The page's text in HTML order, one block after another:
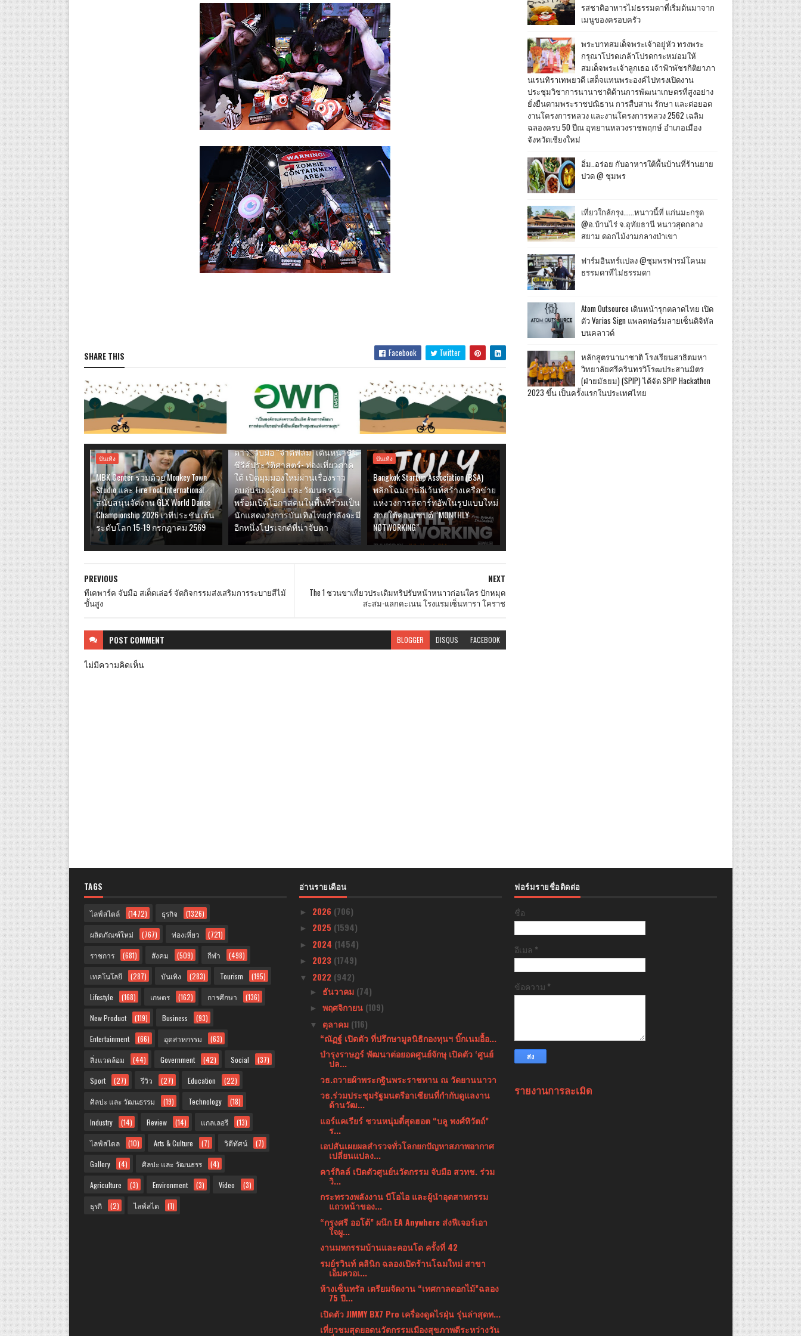
SHARE THIS Facebook Twitter
บันเทิง
MBK Center ร่วมด้วย Monkey Town
Studio และ Fire Foot International
สนับสนุนจัดงาน GLX World Dance
Championship 2026 เวทีประชันเต้น
ระดับโลก 15-19 กรกฎาคม 2569
ดาว” จับมือ “จำดีฟิล์ม” เดินหน้าปั้น
ซีรีส์ประวัติศาสตร์- ท่องเที่ยวภาค
ใต้ เปิดมุมมองใหม่ผ่านเรื่องราว
อบอุ่นของผู้คน และวัฒนธรรม
พร้อมเปิดโอกาสคนในพื้นที่ร่วมเป็น
นักแสดงวงการบันเทิงไทยกำลังจะมี
อีกหนึ่งโปรเจกต์ที่น่าจับตา
บันเทิง
Bangkok Startup Association (BSA)
พลิกโฉมงานอีเว้นท์สร้างเครือข่าย
แห่งวงการสตาร์ทอัพในรูปแบบใหม่
ภายใต้คอนเซปต์ “MONTHLY
NØTWORKING”
NEXT
The 1 ชวนขาเที่ยวประเดิมทริปรับหน้าหนาวก่อนใคร ปักหมุด
สะสม-แลกคะเนน โรงแรมเซ็นทารา โคราช
PREVIOUS
ทีเคพาร์ค จับมือ สเต็ดเล่อร์ จัดกิจกรรมส่งเสริมการระบายสีไม้
ขั้นสูง
POST COMMENT BLOGGER DISQUS FACEBOOK
ไม่มีความคิดเห็น
รสชาติอาหารไม่ธรรมดาที่เริ่มต้นมาจาก
เมนูของครอบครัว
พระบาทสมเด็จพระเจ้าอยู่หัว ทรงพระ
กรุณาโปรดเกล้าโปรดกระหม่อมให้
สมเด็จพระเจ้าลูกเธอ เจ้าฟ้าพัชรกิติยาภา
นเรนทิราเทพยวดี เสด็จแทนพระองค์ไปทรงเปิดงาน
ประชุมวิชาการนานาชาติด้านการพัฒนาเกษตรที่สูงอย่าง
ยั่งยืนตามพระราชปณิธาน การสืบสาน รักษา และต่อยอด
งานโครงการหลวง และงานโครงการหลวง 2562 เฉลิม
ฉลองครบ 50 ปีณ อุทยานหลวงราชพฤกษ์ อำเภอเมือง
จังหวัดเชียงใหม่
อิ่ม..อร่อย กับอาหารใต้พื้นบ้านที่ร้านยาย
ปวด @ ชุมพร
เที่ยวใกล้กรุง......หนาวนี้ที่ แก่นมะกรูด
@อ.บ้านไร่ จ.อุทัยธานี หนาวสุดกลาง
สยาม ดอกไม้งามกลางป่าเขา
ฟาร์มอินทร์แปลง @ชุมพรฟารม์โคนม
ธรรมดาที่ไม่ธรรมดา
Atom Outsource เดินหน้ารุกตลาดไทย เปิด
ตัว Varias Sign แพลตฟอร์มลายเซ็นดิจิทัล
บนคลาวด์
หลักสูตรนานาชาติ โรงเรียนสาธิตมหา
วิทยาลัยศรีครินทรวิโรฒประสานมิตร
(ฝ่ายมัธยม) (SPIP) ได้จัด SPIP Hackathon
2023 ขึ้น เป็นครั้งแรกในประเทศไทย
TAGS
ไลฟ์สไตล์ (1472) ธุรกิจ (1326)
ผลิตภัณฑ์ใหม่ (767) ท่องเที่ยว (721)
ราชการ (681) สังคม (509) กีฬา (498)
เทคโนโลยี (287) บันเทิง (283) Tourism (195)
Lifestyle (168) เกษตร (162) การศึกษา (136)
New Product (119) Business (93)
Entertainment (66) อุตสาหกรรม (63)
สิ่งแวดล้อม (44) Government (42) Social (37)
Sport (27) รีวิว (27) Education (22)
ศิลปะ และ วัฒนธรรม (19) Technology (18)
Industry (14) Review (14) แกลเลอรี (13)
ไลฟ์สไตล (10) Arts & Culture (7) วิดีทัศน์ (7)
Gallery (4) ศิลปะ และ วัฒนธรร (4)
Agriculture (3) Environment (3) Video (3)
ธุรกิ (2) ไลฟ์สไต (1)
อ่านรายเดือน
► 2026 (706)
► 2025 (1594)
► 2024 (1454)
► 2023 (1749)
▼ 2022 (942)
► ธันวาคม (74)
► พฤศจิกายน (109)
▼ ตุลาคม (116)
“ณัฏฐ์ เปิดตัว ที่ปรึกษามูลนิธิกองทุนฯ บิ๊กเนมอื้อ...
บำรุงราษฎร์ พัฒนาต่อยอดศูนย์จักษุ เปิดตัว ‘ศูนย์
ปล...
วธ.ถวายผ้าพระกฐินพระราชทาน ณ วัดยานนาวา
วธ.ร่วมประชุมรัฐมนตรีอาเซียนที่กำกับดูแลงาน
ด้านวัฒ...
แอร์แคเรียร์ ชวนหนุ่มตี๋สุดฮอต “บลู พงศ์ทิวัตถ์”
ร...
เอปสันเผยผลสำรวจทั่วโลกยกปัญหาสภาพอากาศ
เปลี่ยนแปลง...
คาร์กิลล์ เปิดตัวศูนย์นวัตกรรม จับมือ สวทช. ร่วม
วิ...
กระทรวงพลังงาน บีโอไอ และผู้นำอุตสาหกรรม
แถวหน้าของ...
“กรุงศรี ออโต้” ผนึก EA Anywhere ส่งฟีเจอร์เอา
ใจผู...
งานมหกรรมบ้านและคอนโด ครั้งที่ 42
รมย์รวินท์ คลินิก ฉลองเปิดร้านโฉมใหม่ สาขา
เอ็มควอเ...
ห้างเซ็นทรัล เตรียมจัดงาน “เทศกาลดอกไม้”ฉลอง
75 ปี...
เปิดตัว JIMMY BX7 Pro เครื่องดูดไรฝุ่น รุ่นล่าสุดท...
เที่ยวชมสุดยอดนวัตกรรมเมืองสุขภาพดีระหว่างวัน
ฟอร์มรายชื่อติดต่อ
ชื่อ
อีเมล *
ข้อความ *
รายงานการละเมิด